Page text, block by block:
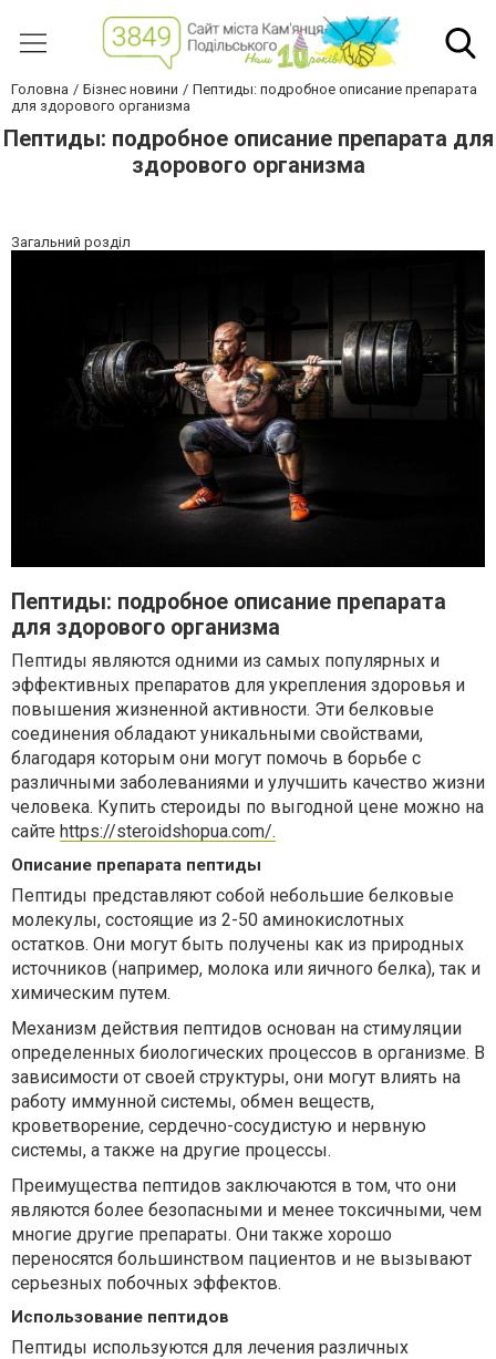
Головна Бізнес новини
Пептиды: подробное описание препарата
для здорового организма
Пептиды: подробное описание препарата для
здорового организма
Загальний розділ
Пептиды: подробное описание препарата
для здорового организма
Пептиды являются одними из самых популярных и
эффективных препаратов для укрепления здоровья и
повышения жизненной активности. Эти белковые
соединения обладают уникальными свойствами,
благодаря которым они могут помочь в борьбе с
различными заболеваниями и улучшить качество жизни
человека. Купить стероиды по выгодной цене можно на
сайте https://steroidshopua.com/.
Описание препарата пептиды
Пептиды представляют собой небольшие белковые
молекулы, состоящие из 2-50 аминокислотных
остатков. Они могут быть получены как из природных
источников (например, молока или яичного белка), так и
химическим путем.
Механизм действия пептидов основан на стимуляции
определенных биологических процессов в организме. В
зависимости от своей структуры, они могут влиять на
работу иммунной системы, обмен веществ,
кроветворение, сердечно-сосудистую и нервную
системы, а также на другие процессы.
Преимущества пептидов заключаются в том, что они
являются более безопасными и менее токсичными, чем
многие другие препараты. Они также хорошо
переносятся большинством пациентов и не вызывают
серьезных побочных эффектов.
Использование пептидов
Пептиды используются для лечения различных